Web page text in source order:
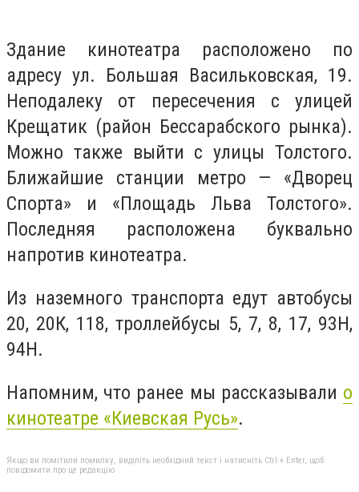
Здание кинотеатра расположено по
адресу ул. Большая Васильковская, 19.
Неподалеку от пересечения с улицей
Крещатик (район Бессарабского рынка).
Можно также выйти с улицы Толстого.
Ближайшие станции метро — «Дворец
Спорта» и «Площадь Льва Толстого».
Последняя расположена буквально
напротив кинотеатра.
Из наземного транспорта едут автобусы
20, 20К, 118, троллейбусы 5, 7, 8, 17, 93Н,
94Н.
Напомним, что ранее мы рассказывали о
кинотеатре «Киевская Русь».
Якщо ви помітили помилку, виділіть необхідний текст і натисніть Ctrl + Enter, щоб
повідомити про це редакцію